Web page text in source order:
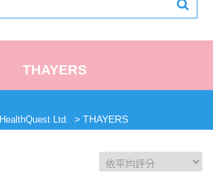
THAYERS
HealthQuest Ltd. > THAYERS